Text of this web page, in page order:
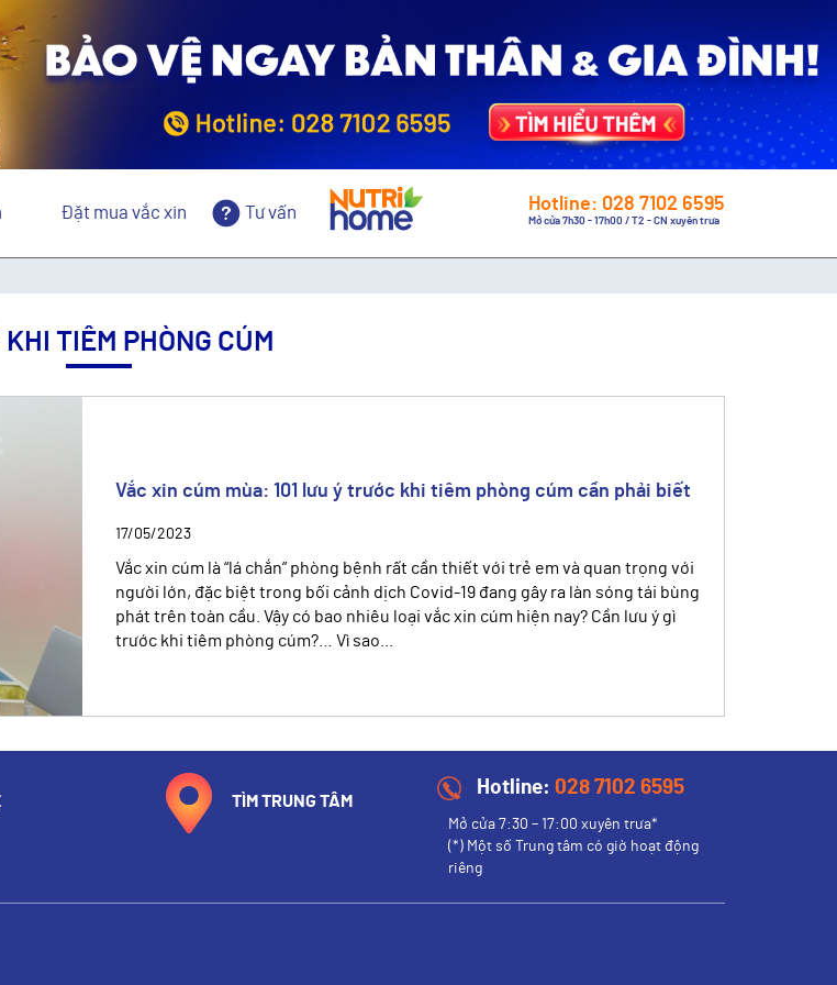
Đặt mua vắc xin Tư vấn Hotline: 028 7102 6595
Mở cửa 7h30 - 17h00 / T2 - CN xuyên trưa
KHI TIÊM PHÒNG CÚM
Vắc xin cúm mùa: 101 lưu ý trước khi tiêm phòng cúm cần phải biết
17/05/2023
Vắc xin cúm là “lá chắn” phòng bệnh rất cần thiết với trẻ em và quan trọng với
người lớn, đặc biệt trong bối cảnh dịch Covid-19 đang gây ra làn sóng tái bùng
phát trên toàn cầu. Vậy có bao nhiêu loại vắc xin cúm hiện nay? Cần lưu ý gì
trước khi tiêm phòng cúm?… Vì sao...
TÌM TRUNG TÂM
Hotline: 028 7102 6595
Mở cửa 7:30 – 17:00 xuyên trưa*
(*) Một số Trung tâm có giờ hoạt động
riêng